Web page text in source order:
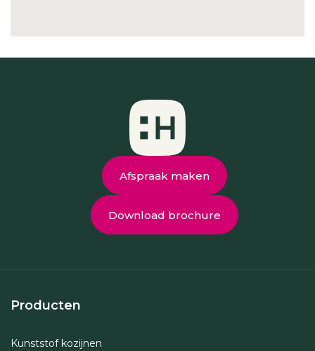
Afspraak maken
Download brochure
Producten
Kunststof kozijnen